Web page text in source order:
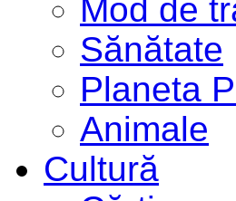
Mod de
Sănătate
Planeta
Animale
Cultură